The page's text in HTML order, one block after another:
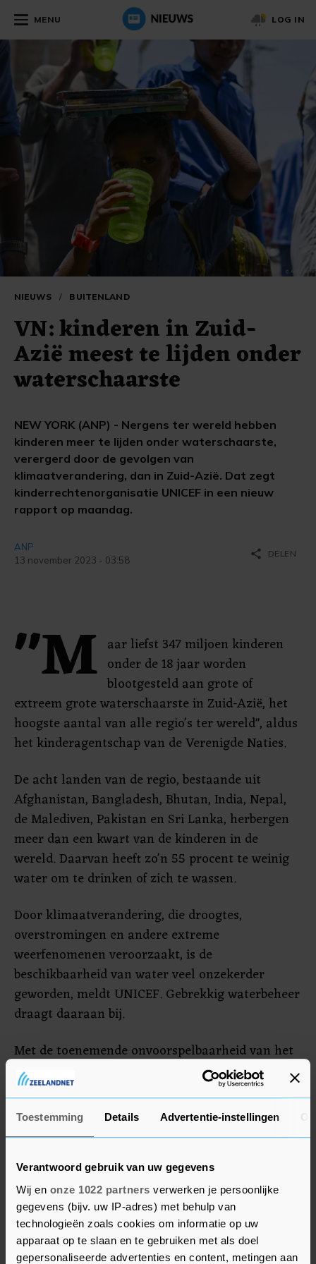
Toestemming Details Advertentie-instellingen
Verantwoord gebruik van uw gegevens
Wij en onze 1022 partners verwerken je persoonlijke
gegevens (bijv. uw IP-adres) met behulp van
technologieën zoals cookies om informatie op uw
apparaat op te slaan en te gebruiken met als doel
gepersonaliseerde advertenties en content, metingen aan
MENU LOG IN
NIEUWS / BUITENLAND
VN: kinderen in Zuid-
Azië meest te lijden onder
waterschaarste
NEW YORK (ANP) - Nergens ter wereld hebben
kinderen meer te lijden onder waterschaarste,
verergerd door de gevolgen van
klimaatverandering, dan in Zuid-Azië. Dat zegt
kinderrechtenorganisatie UNICEF in een nieuw
rapport op maandag.
ANP
13 november 2023 - 03:58
share DELEN
"M aar liefst 347 miljoen kinderen
onder de 18 jaar worden
blootgesteld aan grote of
extreem grote waterschaarste in Zuid-Azië, het
hoogste aantal van alle regio's ter wereld", aldus
het kinderagentschap van de Verenigde Naties.
De acht landen van de regio, bestaande uit
Afghanistan, Bangladesh, Bhutan, India, Nepal,
de Malediven, Pakistan en Sri Lanka, herbergen
meer dan een kwart van de kinderen in de
wereld. Daarvan heeft zo'n 55 procent te weinig
water om te drinken of zich te wassen.
Door klimaatverandering, die droogtes,
overstromingen en andere extreme
weerfenomenen veroorzaakt, is de
beschikbaarheid van water veel onzekerder
geworden, meldt UNICEF. Gebrekkig waterbeheer
draagt daaraan bij.
Met de toenemende onvoorspelbaarheid van het
klimaat zal de waterschaarste voor kinderen in
Zuid-Azië waarschijnlijk nog verergeren,
verwacht de organisatie. Na Zuid-Azië volgen
oostelijk en zuidelijk Afrika, waar 130 miljoen
waterschaarste. Waterschaarste beïnvloedt het
welzijn en de groei van kinderen en veroorzaakt
ondervoeding en diarree, aldus UNICEF.